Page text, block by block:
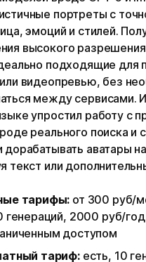
портреты с
эмоций и стилей.
высокого
подходящие для
видеопревью, без
между сервисами.
упростил работу с
реального поиска и
дорабатывать аватары
текст или
тарифы: от 300 руб/
генераций, 2000 руб/
доступом
тариф:есть, 10